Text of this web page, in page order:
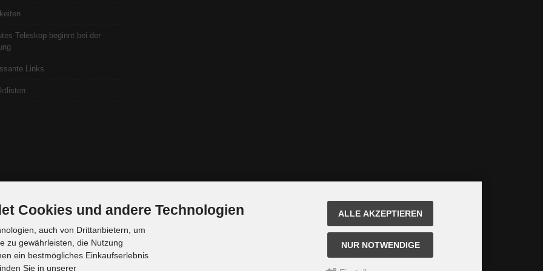
Teleskop beginnt bei der
Links
Cookies und andere Technologien
auch von Drittanbietern, um
zu gewährleisten, die Nutzung
ein bestmögliches Einkaufserlebnis
Sie in unserer
ALLE AKZEPTIEREN
NUR NOTWENDIGE